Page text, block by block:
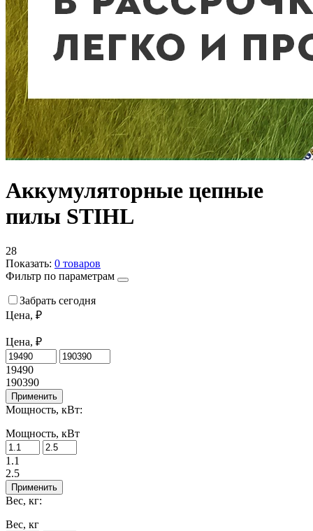
Аккумуляторные цепные
пилы STIHL
28
Показать: 0 товаров
Фильтр по параметрам
Забрать сегодня
Цена, ₽
Цена, ₽
19490
190390
Применить
Мощность, кВт:
Мощность, кВт
1.1
2.5
Применить
Вес, кг:
Вес, кг